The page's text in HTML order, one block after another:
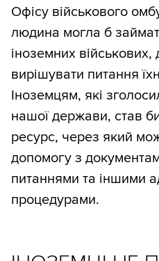
Офісу військового
людина могла б
іноземних військових,
вирішувати питання
Іноземцям, які
нашої держави, став
ресурс, через який
допомогу з
питаннями та іншими
процедурами.